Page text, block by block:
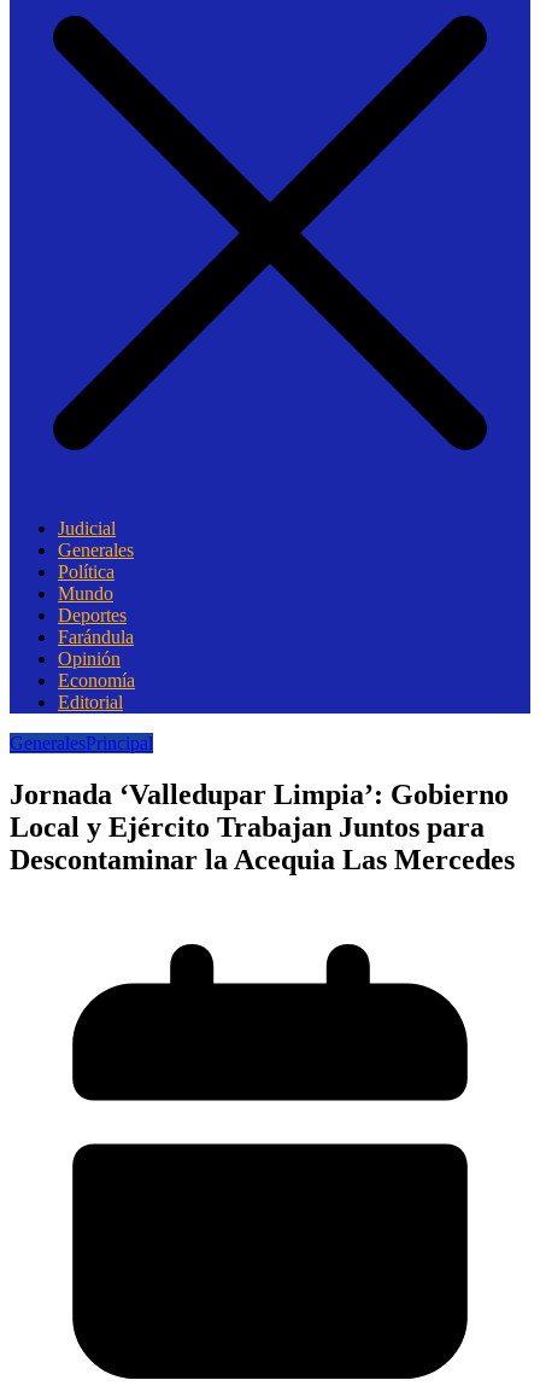
Judicial
Generales
Política
Mundo
Deportes
Farándula
Opinión
Economía
Editorial
GeneralesPrincipal
Jornada ‘Valledupar Limpia’: Gobierno
Local y Ejército Trabajan Juntos para
Descontaminar la Acequia Las Mercedes